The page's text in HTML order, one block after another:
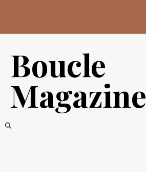
contenu
Boucle
Magazine